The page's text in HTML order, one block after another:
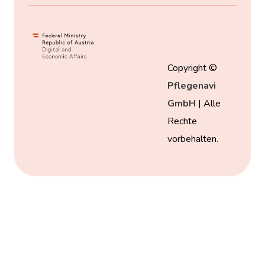
Copyright ©
Pflegenavi
GmbH | Alle
Rechte
vorbehalten.